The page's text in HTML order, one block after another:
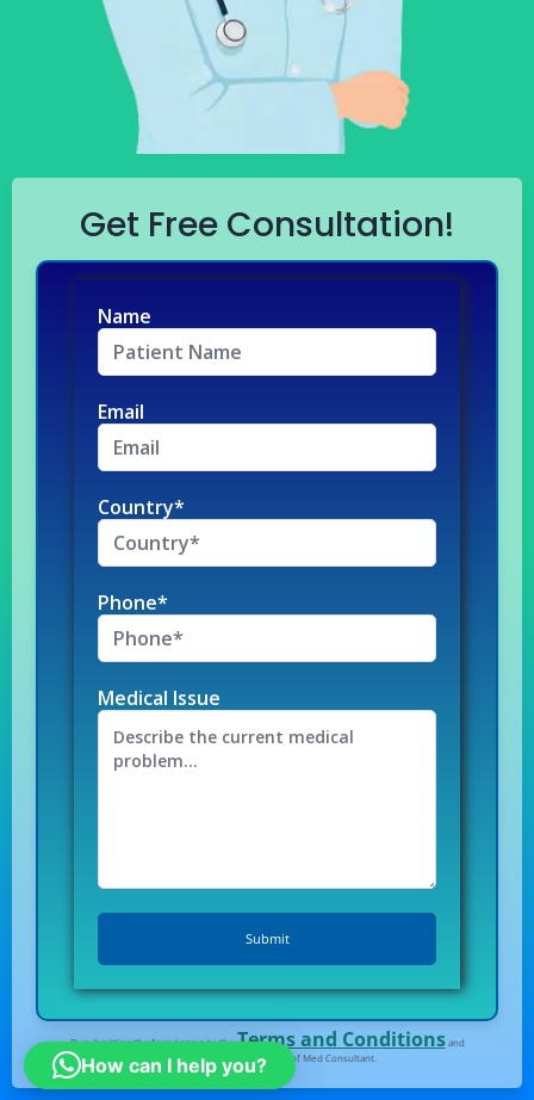
Get Free Consultation!
Name
Email
Country*
Phone*
Medical Issue
By submitting the form I agree to theTerms and Conditionsand
Privacy Policy of Med Consultant.
How can I help you?